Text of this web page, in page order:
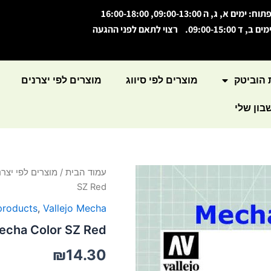
פתוח: ימים א, ג, ה 09:00-13:00, 16:00-18:00
ימים ב, ד 09:00-15:00. רצוי לתאם לפני ההגעה
הוביטק מוצרים לפי סיווג מוצרים לפי יצרנים
שלי
עמוד הבית / מוצרים לפי
SZ Red
, Vallejo Mecha
Color SZ Red
₪14.30
כמות
של
Color
Red